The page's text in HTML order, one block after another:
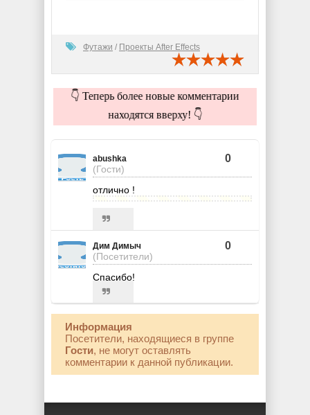
Футажи / Проекты After Effects
👇 Теперь более новые комментарии
находятся вверху! 👇
abushka
(Гости)
0
отлично !
Дим Димыч
(Посетители)
0
Спасибо!
Информация
Посетители, находящиеся в группе
Гости, не могут оставлять
комментарии к данной публикации.